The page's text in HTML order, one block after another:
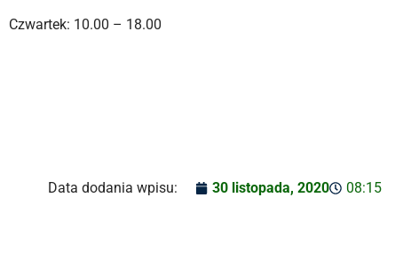
Czwartek: 10.00 – 18.00
Data dodania wpisu: 30 listopada, 2020 08:15